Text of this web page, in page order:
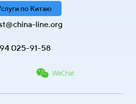
по Китаю
line.org
025-91-58